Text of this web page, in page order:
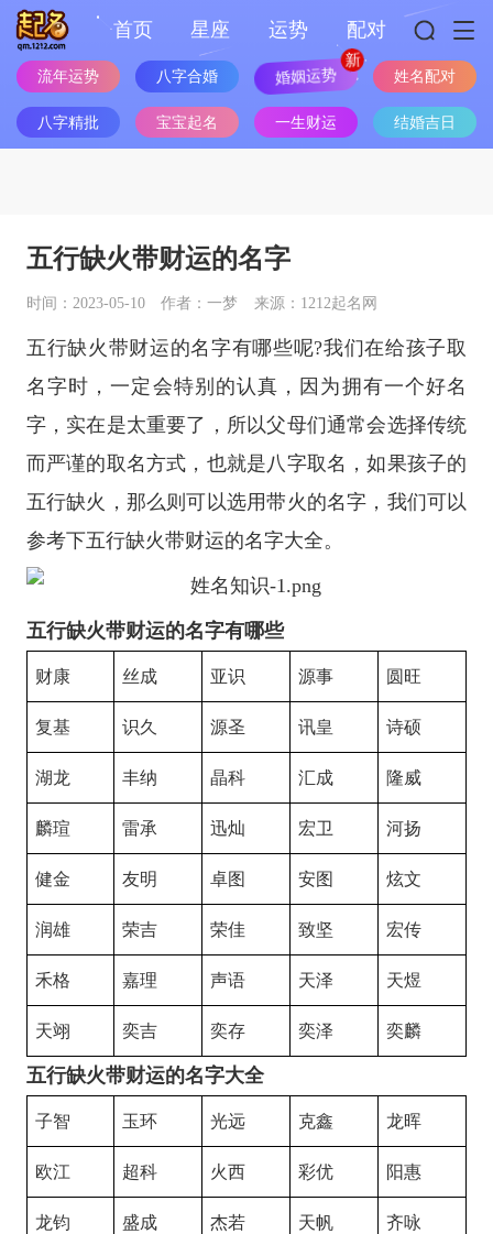
首页 星座 运势 配对
流年运势 八字合婚 婚姻运势 姓名配对
八字精批 宝宝起名 一生财运 结婚吉日
五行缺火带财运的名字
时间：2023-05-10 作者：一梦 来源：1212起名网
五行缺火带财运的名字有哪些呢?我们在给孩子取
名字时，一定会特别的认真，因为拥有一个好名
字，实在是太重要了，所以父母们通常会选择传统
而严谨的取名方式，也就是八字取名，如果孩子的
五行缺火，那么则可以选用带火的名字，我们可以
参考下五行缺火带财运的名字大全。
五行缺火带财运的名字有哪些
财康 丝成 亚识 源事 圆旺
复基 识久 源圣 讯皇 诗硕
湖龙 丰纳 晶科 汇成 隆威
麟瑄 雷承 迅灿 宏卫 河扬
健金 友明 卓图 安图 炫文
润雄 荣吉 荣佳 致坚 宏传
禾格 嘉理 声语 天泽 天煜
天翊 奕吉 奕存 奕泽 奕麟
五行缺火带财运的名字大全
子智 玉环 光远 克鑫 龙晖
欧江 超科 火西 彩优 阳惠
龙钧 盛成 杰若 天帆 齐咏